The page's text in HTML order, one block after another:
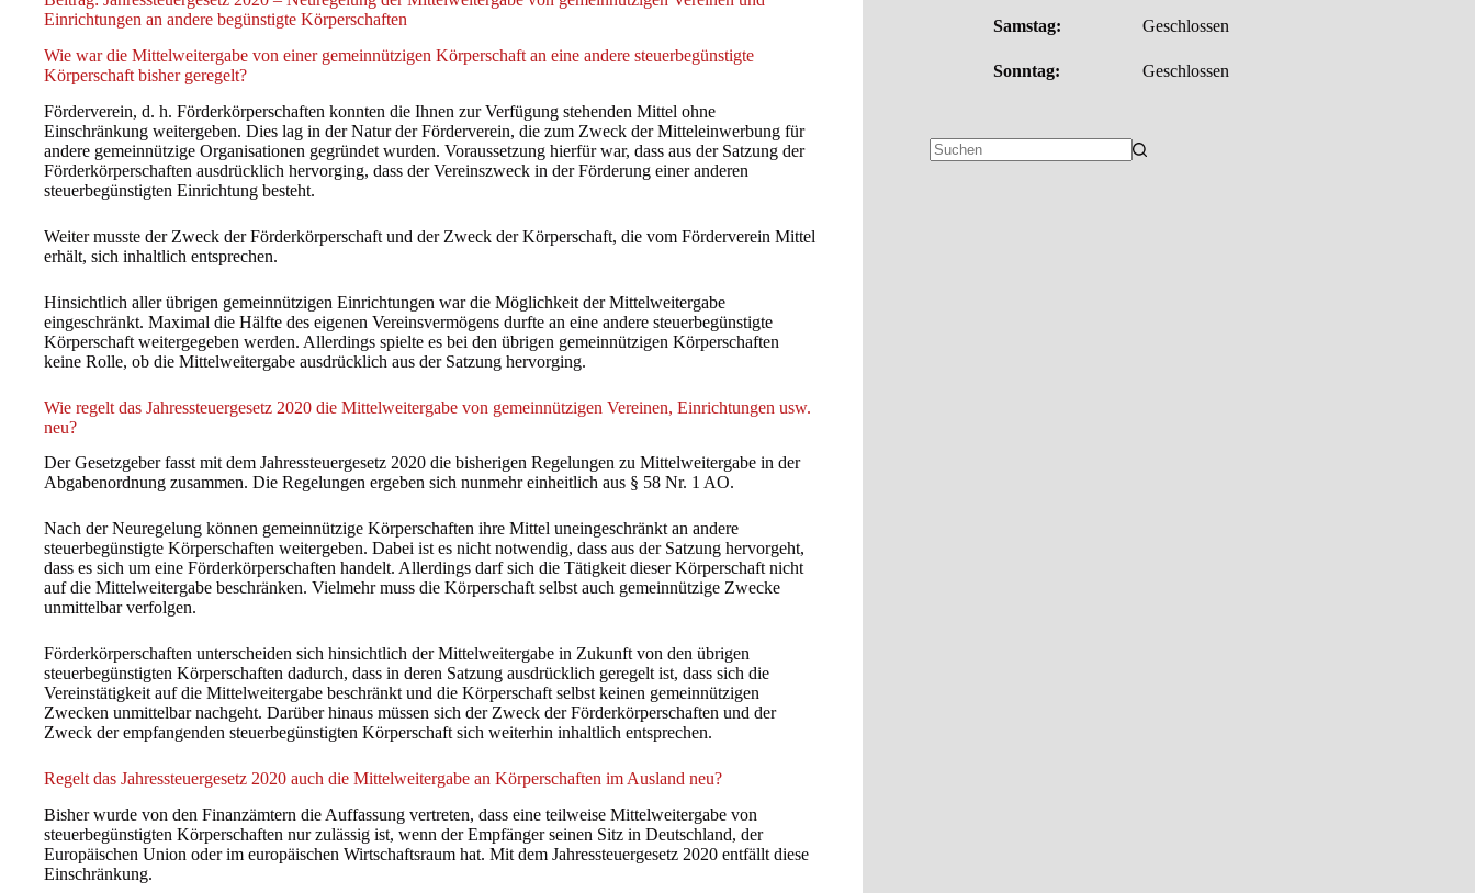
Einrichtungen an andere begünstigte Körperschaften
Wie war die Mittelweitergabe von einer gemeinnützigen Körperschaft an eine andere steuerbegünstigte
Körperschaft bisher geregelt?
Förderverein, d. h. Förderkörperschaften konnten die Ihnen zur Verfügung stehenden Mittel ohne
Einschränkung weitergeben. Dies lag in der Natur der Förderverein, die zum Zweck der Mitteleinwerbung für
andere gemeinnützige Organisationen gegründet wurden. Voraussetzung hierfür war, dass aus der Satzung der
Förderkörperschaften ausdrücklich hervorging, dass der Vereinszweck in der Förderung einer anderen
steuerbegünstigten Einrichtung besteht.
Weiter musste der Zweck der Förderkörperschaft und der Zweck der Körperschaft, die vom Förderverein Mittel
erhält, sich inhaltlich entsprechen.
Hinsichtlich aller übrigen gemeinnützigen Einrichtungen war die Möglichkeit der Mittelweitergabe
eingeschränkt. Maximal die Hälfte des eigenen Vereinsvermögens durfte an eine andere steuerbegünstigte
Körperschaft weitergegeben werden. Allerdings spielte es bei den übrigen gemeinnützigen Körperschaften
keine Rolle, ob die Mittelweitergabe ausdrücklich aus der Satzung hervorging.
Wie regelt das Jahressteuergesetz 2020 die Mittelweitergabe von gemeinnützigen Vereinen, Einrichtungen usw.
neu?
Der Gesetzgeber fasst mit dem Jahressteuergesetz 2020 die bisherigen Regelungen zu Mittelweitergabe in der
Abgabenordnung zusammen. Die Regelungen ergeben sich nunmehr einheitlich aus § 58 Nr. 1 AO.
Nach der Neuregelung können gemeinnützige Körperschaften ihre Mittel uneingeschränkt an andere
steuerbegünstigte Körperschaften weitergeben. Dabei ist es nicht notwendig, dass aus der Satzung hervorgeht,
dass es sich um eine Förderkörperschaften handelt. Allerdings darf sich die Tätigkeit dieser Körperschaft nicht
auf die Mittelweitergabe beschränken. Vielmehr muss die Körperschaft selbst auch gemeinnützige Zwecke
unmittelbar verfolgen.
Förderkörperschaften unterscheiden sich hinsichtlich der Mittelweitergabe in Zukunft von den übrigen
steuerbegünstigten Körperschaften dadurch, dass in deren Satzung ausdrücklich geregelt ist, dass sich die
Vereinstätigkeit auf die Mittelweitergabe beschränkt und die Körperschaft selbst keinen gemeinnützigen
Zwecken unmittelbar nachgeht. Darüber hinaus müssen sich der Zweck der Förderkörperschaften und der
Zweck der empfangenden steuerbegünstigten Körperschaft sich weiterhin inhaltlich entsprechen.
Regelt das Jahressteuergesetz 2020 auch die Mittelweitergabe an Körperschaften im Ausland neu?
Bisher wurde von den Finanzämtern die Auffassung vertreten, dass eine teilweise Mittelweitergabe von
steuerbegünstigten Körperschaften nur zulässig ist, wenn der Empfänger seinen Sitz in Deutschland, der
Europäischen Union oder im europäischen Wirtschaftsraum hat. Mit dem Jahressteuergesetz 2020 entfällt diese
Einschränkung.
Samstag: Geschlossen
Sonntag: Geschlossen